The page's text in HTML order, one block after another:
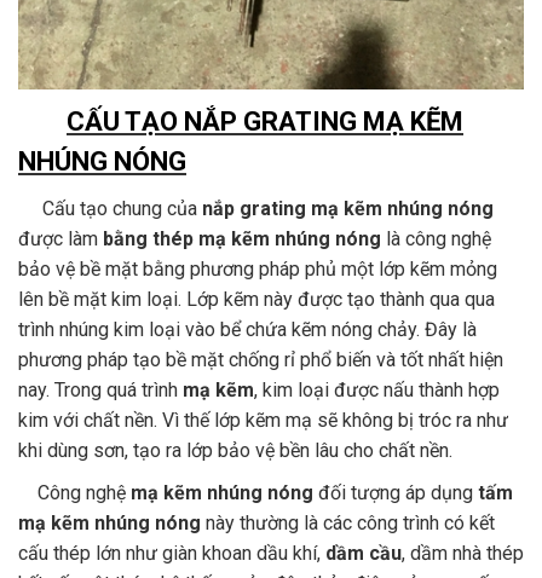
CẤU TẠO NẮP GRATING MẠ KẼM
NHÚNG NÓNG
Cấu tạo chung của nắp grating mạ kẽm nhúng nóng
được làm bằng thép mạ kẽm nhúng nóng là công nghệ
bảo vệ bề mặt bằng phương pháp phủ một lớp kẽm mỏng
lên bề mặt kim loại. Lớp kẽm này được tạo thành qua qua
trình nhúng kim loại vào bể chứa kẽm nóng chảy. Đây là
phương pháp tạo bề mặt chống rỉ phổ biến và tốt nhất hiện
nay. Trong quá trình mạ kẽm, kim loại được nấu thành hợp
kim với chất nền. Vì thế lớp kẽm mạ sẽ không bị tróc ra như
khi dùng sơn, tạo ra lớp bảo vệ bền lâu cho chất nền.
Công nghệ mạ kẽm nhúng nóng đối tượng áp dụng tấm
mạ kẽm nhúng nóng này thường là các công trình có kết
cấu thép lớn như giàn khoan dầu khí, dầm cầu, dầm nhà thép